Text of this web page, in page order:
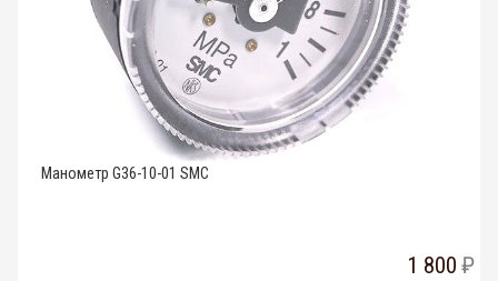
Манометр G36-10-01 SMC
1 800